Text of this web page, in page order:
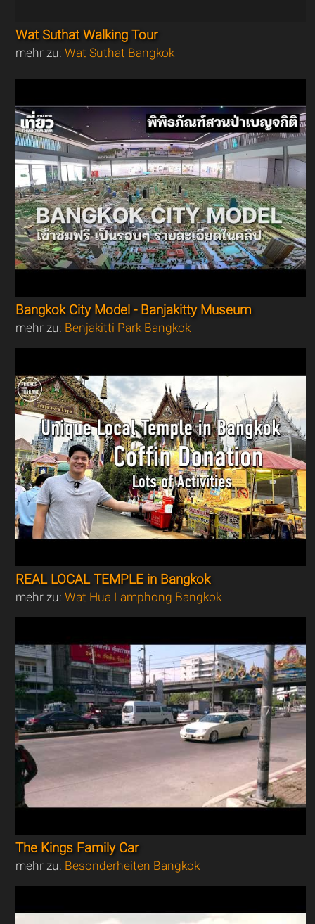
Wat Suthat Walking Tour
mehr zu:Wat Suthat Bangkok
Bangkok City Model - Banjakitty Museum
mehr zu: Benjakitti Park Bangkok
REAL LOCAL TEMPLE in Bangkok
mehr zu:Wat Hua Lamphong Bangkok
The Kings Family Car
mehr zu: Besonderheiten Bangkok